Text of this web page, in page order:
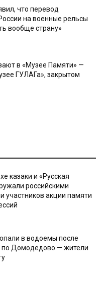
что перевод
на военные рельсы
вообще страну»
в «Музее Памяти» —
ГУЛАГа», закрытом
казаки и «Русская
российскими
участников акции памяти
в водоемы после
по Домодедово — жители